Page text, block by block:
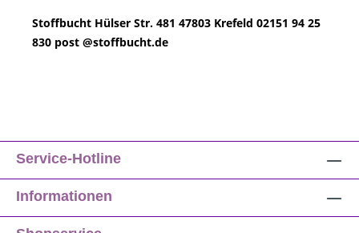
Stoffbucht Hülser Str. 481 47803 Krefeld 02151 94 25
830 post @stoffbucht.de
Service-Hotline
Informationen